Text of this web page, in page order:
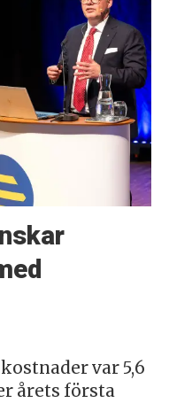
var 5,6
årets första